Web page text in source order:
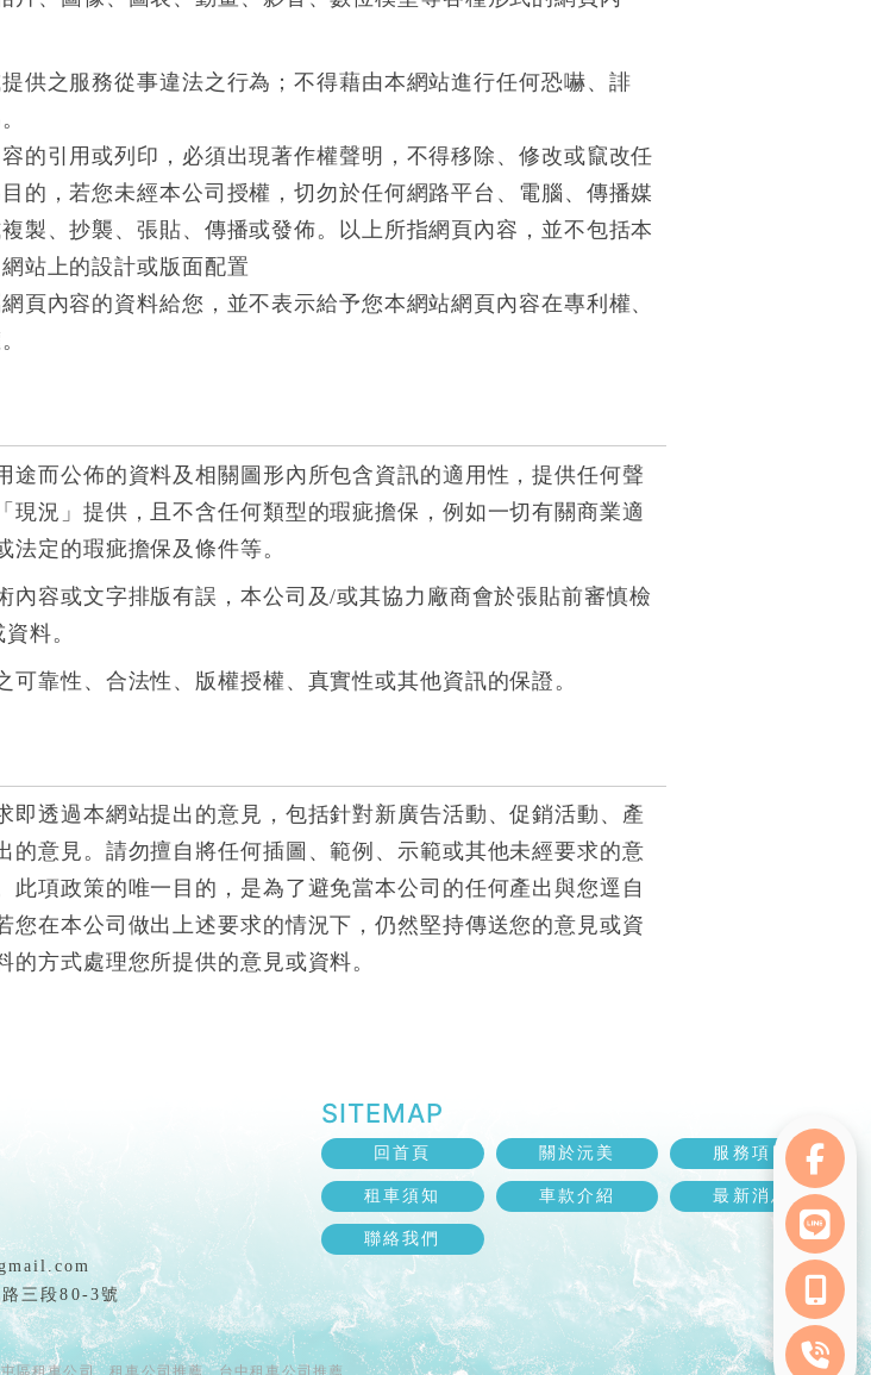
供之服務從事違法之行為；不得藉由本網站進行任何恐嚇、誹
的引用或列印，必須出現著作權聲明，不得移除、修改或竄改任
的，若您未經本公司授權，切勿於任何網路平台、電腦、傳播媒
製、抄襲、張貼、傳播或發佈。以上所指網頁內容，並不包括本
站上的設計或版面配置
頁內容的資料給您，並不表示給予您本網站網頁內容在專利權、
而公佈的資料及相關圖形內所包含資訊的適用性，提供任何聲
況」提供，且不含任何類型的瑕疵擔保，例如一切有關商業適
定的瑕疵擔保及條件等。
容或文字排版有誤，本公司及/或其協力廠商會於張貼前審慎檢
料。
靠性、合法性、版權授權、真實性或其他資訊的保證。
透過本網站提出的意見，包括針對新廣告活動、促銷活動、產
意見。請勿擅自將任何插圖、範例、示範或其他未經要求的意
項政策的唯一目的，是為了避免當本公司的任何產出與您逕自
在本公司做出上述要求的情況下，仍然堅持傳送您的意見或資
方式處理您所提供的意見或資料。
三段80-3號
回首頁 關於沅美 服務項目
租車須知 車款介紹 最新消息
聯絡我們